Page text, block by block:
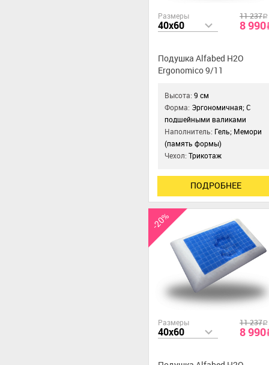
Размеры
40x60
11 237a
8 990
Подушка Alfabed H2O
Ergonomico 9/11
Высота:9 см
Форма: Эргономичная; С
подшейными валиками
Наполнитель: Гель; Мемори
(память формы)
Чехол:Трикотаж
ПОДРОБНЕЕ
-20%
Размеры
40x60
11 237a
8 990